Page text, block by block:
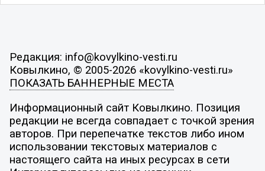
Редакция: info@kovylkino-vesti.ru
Ковылкино, © 2005-2026 «kovylkino-vesti.ru»
ПОКАЗАТЬ БАННЕРНЫЕ МЕСТА
Информационный сайт Ковылкино. Позиция
редакции не всегда совпадает с точкой зрения
авторов. При перепечатке текстов либо ином
использовании текстовых материалов с
настоящего сайта на иных ресурсах в сети